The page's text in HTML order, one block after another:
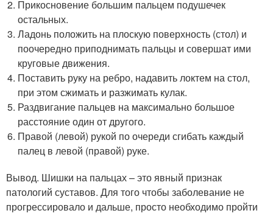
Прикосновение большим пальцем подушечек
остальных.
Ладонь положить на плоскую поверхность (стол) и
поочередно приподнимать пальцы и совершат ими
круговые движения.
Поставить руку на ребро, надавить локтем на стол,
при этом сжимать и разжимать кулак.
Раздвигание пальцев на максимально большое
расстояние один от другого.
Правой (левой) рукой по очереди сгибать каждый
палец в левой (правой) руке.
Вывод. Шишки на пальцах – это явный признак
патологий суставов. Для того чтобы заболевание не
прогрессировало и дальше, просто необходимо пройти